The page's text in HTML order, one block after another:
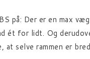
på: Der er en max
for lidt. Og
at selve rammen er